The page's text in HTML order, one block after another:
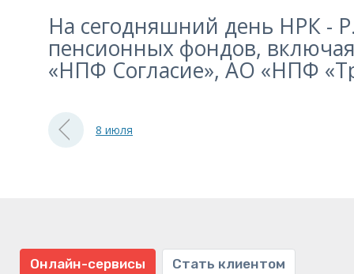
На сегодняшний день НРК -
пенсионных фондов,
«НПФ Согласие», АО «НПФ
8 июля
Онлайн-сервисы Стать клиентом